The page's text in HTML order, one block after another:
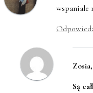
wspaniale
Zosia,
Są